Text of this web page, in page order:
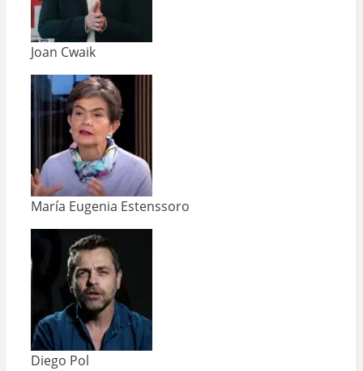
Joan Cwaik
María Eugenia Estenssoro
Diego Pol